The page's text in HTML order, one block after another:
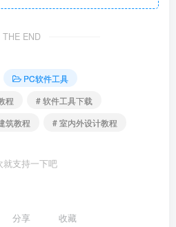
THE END
PC软件工具
程
# 软件工具下载
筑教程 # 室内外设计教程
就支持一下吧
分享 收藏